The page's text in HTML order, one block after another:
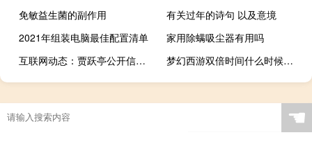
免敏益生菌的副作用
有关过年的诗句 以及意境
2021年组装电脑最佳配置清单
家用除螨吸尘器有用吗
互联网动态：贾跃亭公开信：个人破产重组生效 将补偿乐视网股民
梦幻西游双倍时间什么时候重置
☚